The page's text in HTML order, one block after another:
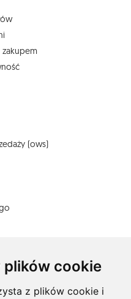
plików cookie
z plików cookie i
klienta Mouton Interactive pod
zakupem
(ows)